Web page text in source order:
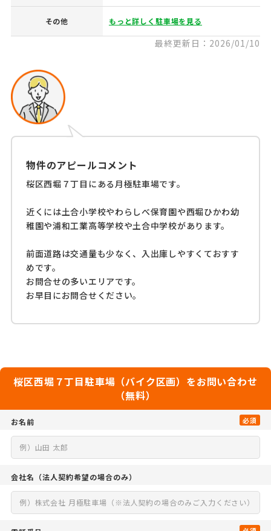
その他 もっと詳しく駐車場を見る
最終更新日：2026/01/10
物件のアピールコメント
桜区西堀７丁目にある月極駐車場です。
近くには土合小学校やわらしべ保育園や西堀ひかわ幼
稚園や浦和工業高等学校や土合中学校があります。
前面道路は交通量も少なく、入出庫しやすくておすす
めです。
お問合せの多いエリアです。
お早目にお問合せください。
桜区西堀７丁目駐車場（バイク区画）をお問い合わせ
（無料）
お名前 必須
会社名 （法人契約希望の場合のみ）